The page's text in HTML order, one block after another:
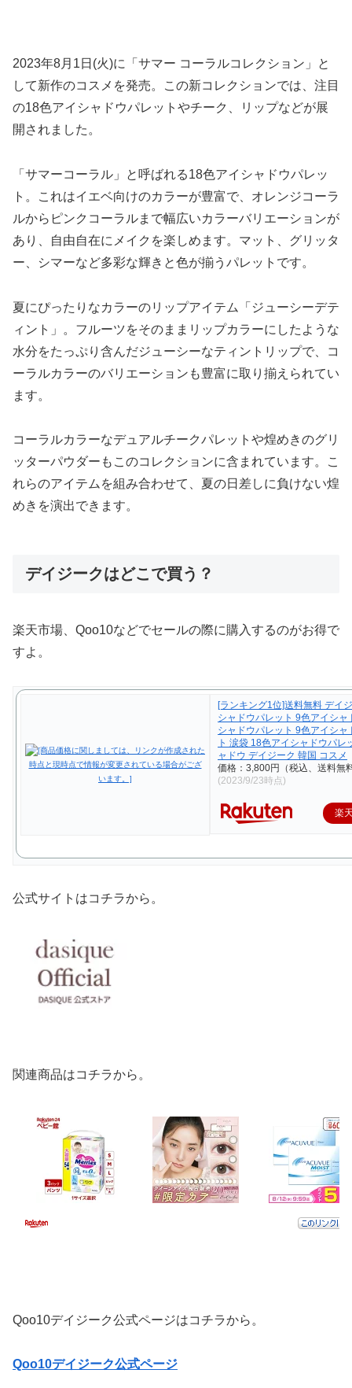
2023年8月1日(火)に「サマー コーラルコレクション」と
して新作のコスメを発売。この新コレクションでは、注目
の18色アイシャドウパレットやチーク、リップなどが展
開されました。
「サマーコーラル」と呼ばれる18色アイシャドウパレッ
ト。これはイエベ向けのカラーが豊富で、オレンジコーラ
ルからピンクコーラルまで幅広いカラーバリエーションが
あり、自由自在にメイクを楽しめます。マット、グリッタ
ー、シマーなど多彩な輝きと色が揃うパレットです。
夏にぴったりなカラーのリップアイテム「ジューシーデテ
ィント」。フルーツをそのままリップカラーにしたような
水分をたっぷり含んだジューシーなティントリップで、コ
ーラルカラーのバリエーションも豊富に取り揃えられてい
ます。
コーラルカラーなデュアルチークパレットや煌めきのグリ
ッターパウダーもこのコレクションに含まれています。こ
れらのアイテムを組み合わせて、夏の日差しに負けない煌
めきを演出できます。
デイジークはどこで買う？
楽天市場、Qoo10などでセールの際に購入するのがお得で
すよ。
[ランキング1位]送料無料 デイ
シャドウパレット 9色アイシャ
シャドウパレット 9色アイシャ
ト 涙袋 18色アイシャドウパレ
ャドウ デイジーク 韓国 コスメ
価格：3,800円（税込、送料無
(2023/9/23時点)
楽
公式サイトはコチラから。
関連商品はコチラから。
Qoo10デイジーク公式ページはコチラから。
Qoo10デイジーク公式ページ